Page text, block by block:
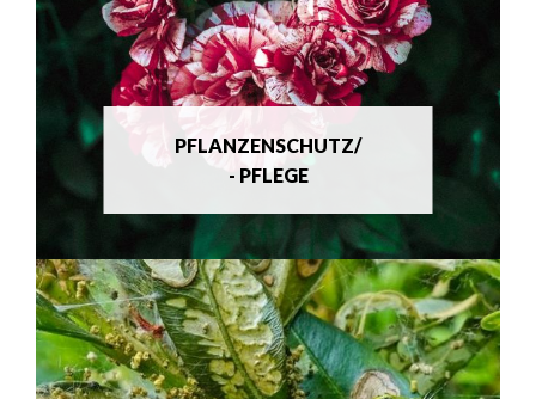
PFLANZENSCHUTZ/
- PFLEGE